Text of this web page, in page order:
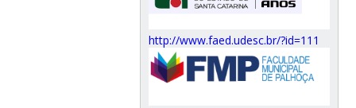
http://www.faed.udesc.br/?id=111